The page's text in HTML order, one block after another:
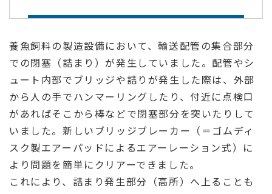
養魚飼料の製造設備において、輸送配管の集合部分
での閉塞（詰まり）が発生していました。配管やシ
ュート内部でブリッジや詰りが発生した際は、外部
から人の手でハンマーリングしたり、付近に点検口
があればそこから棒などで閉塞部分を突いたりして
いました。新しいブリッジブレーカー（＝ゴムディ
スク製エアーパッドによるエアーレーション式）に
より問題を簡単にクリアーできました。
これにより、詰まり発生部分（高所）へ上ることも